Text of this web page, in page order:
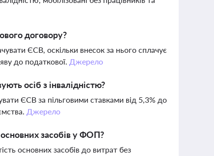
договору?
ЄСВ, оскільки внесок за нього сплачує
до податкової. Джерело
осіб з інвалідністю?
ЄСВ за пільговими ставками від 5,3% до
Джерело
засобів у ФОП?
основних засобів до витрат без